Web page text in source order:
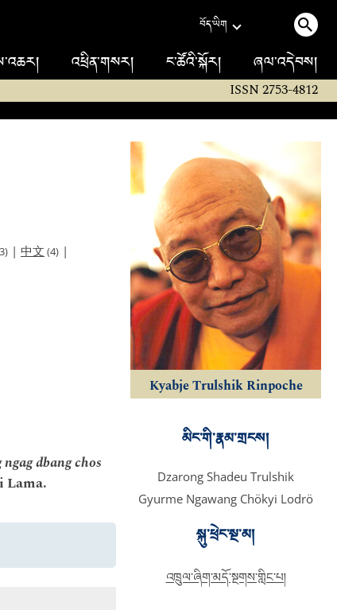
བོད་ཡིག
འཕྲིན་གསར། ང་ཚོའི་སྐོར། ཞལ་འདེབས།
ISSN 2753-4812
| 中文 (4) |
dbang chos
Lama.
Kyabje Trulshik Rinpoche
མིང་གི་རྣམ་གྲངས།
Dzarong Shadeu Trulshik
Gyurme Ngawang Chökyi Lodrö
སྐུ་ཕྲེང་སྔ་མ།
འཁྲུལ་ཞིག་མདོ་སྔགས་གླིང་པ།